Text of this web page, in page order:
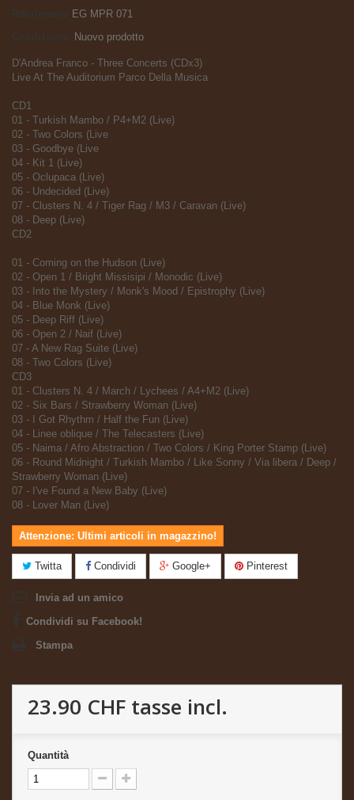
Riferimento
EG MPR 071
Nuovo prodotto
D'Andrea Franco - Three Concerts (CDx3)
Live At The Auditorium Parco Della Musica
CD1
01 - Turkish Mambo / P4+M2 (Live)
02 - Two Colors (Live
03 - Goodbye (Live
04 - Kit 1 (Live)
05 - Oclupaca (Live)
06 - Undecided (Live)
07 - Clusters N. 4 / Tiger Rag / M3 / Caravan (Live)
08 - Deep (Live)
CD2
01 - Coming on the Hudson (Live)
02 - Open 1 / Bright Missisipi / Monodic (Live)
03 - Into the Mystery / Monk's Mood / Epistrophy (Live)
04 - Blue Monk (Live)
05 - Deep Riff (Live)
06 - Open 2 / Naif (Live)
07 - A New Rag Suite (Live)
08 - Two Colors (Live)
CD3
01 - Clusters N. 4 / March / Lychees / A4+M2 (Live)
02 - Six Bars / Strawberry Woman (Live)
03 - I Got Rhythm / Half the Fun (Live)
04 - Linee oblique / The Telecasters (Live)
05 - Naima / Afro Abstraction / Two Colors / King Porter Stamp (Live)
06 - Round Midnight / Turkish Mambo / Like Sonny / Via libera / Deep /
Strawberry Woman (Live)
07 - I've Found a New Baby (Live)
08 - Lover Man (Live)
Attenzione: Ultimi articoli in magazzino!
Twitta Condividi Google+ Pinterest
Invia ad un amico
Condividi su Facebook!
Stampa
23.90 CHF tasse incl.
Quantità